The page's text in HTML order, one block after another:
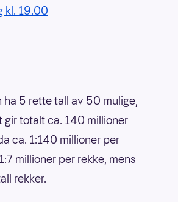
kl. 19.00
ha 5 rette tall av 50 mulige,
gir totalt ca. 140 millioner
ca. 1:140 millioner per
millioner per rekke, mens
rekker.